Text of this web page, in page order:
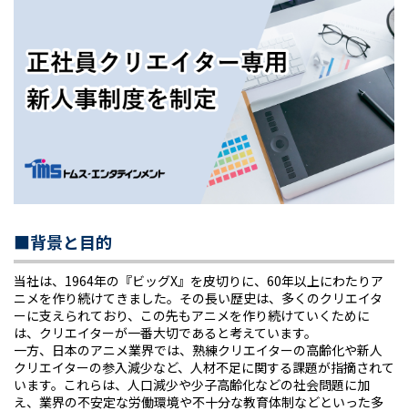
■背景と目的
当社は、1964年の『ビッグX』を皮切りに、60年以上にわたりア
ニメを作り続けてきました。その長い歴史は、多くのクリエイタ
ーに支えられており、この先もアニメを作り続けていくために
は、クリエイターが一番大切であると考えています。
一方、日本のアニメ業界では、熟練クリエイターの高齢化や新人
クリエイターの参入減少など、人材不足に関する課題が指摘されて
います。これらは、人口減少や少子高齢化などの社会問題に加
え、業界の不安定な労働環境や不十分な教育体制などといった多